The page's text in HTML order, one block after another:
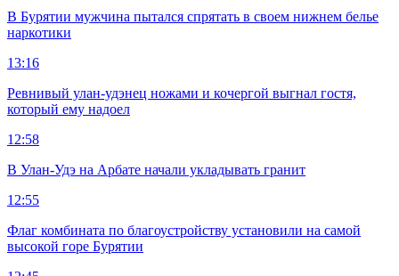
В Бурятии мужчина пытался спрятать в своем нижнем белье
наркотики
13:16
Ревнивый улан-удэнец ножами и кочергой выгнал гостя,
который ему надоел
12:58
В Улан-Удэ на Арбате начали укладывать гранит
12:55
Флаг комбината по благоустройству установили на самой
высокой горе Бурятии